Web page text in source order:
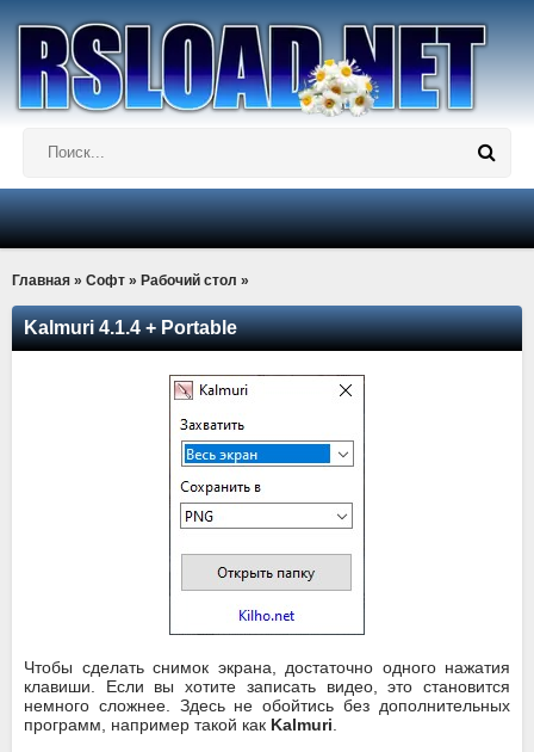
Главная » Софт » Рабочий стол »
Kalmuri 4.1.4 + Portable
Чтобы сделать снимок экрана, достаточно одного нажатия
клавиши. Если вы хотите записать видео, это становится
немного сложнее. Здесь не обойтись без дополнительных
программ, например такой как Kalmuri